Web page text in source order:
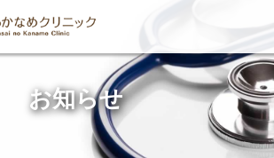
お知らせ